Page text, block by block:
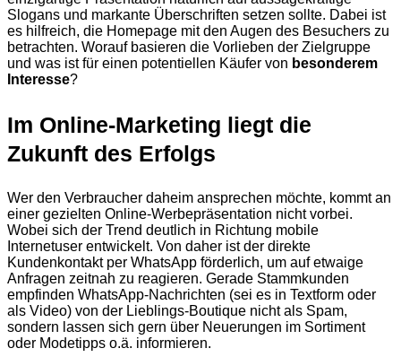
Slogans und markante Überschriften setzen sollte. Dabei ist
es hilfreich, die Homepage mit den Augen des Besuchers zu
betrachten. Worauf basieren die Vorlieben der Zielgruppe
und was ist für einen potentiellen Käufer von besonderem
Interesse?
Im Online-Marketing liegt die
Zukunft des Erfolgs
Wer den Verbraucher daheim ansprechen möchte, kommt an
einer gezielten Online-Werbepräsentation nicht vorbei.
Wobei sich der Trend deutlich in Richtung mobile
Internetuser entwickelt. Von daher ist der direkte
Kundenkontakt per WhatsApp förderlich, um auf etwaige
Anfragen zeitnah zu reagieren. Gerade Stammkunden
empfinden WhatsApp-Nachrichten (sei es in Textform oder
als Video) von der Lieblings-Boutique nicht als Spam,
sondern lassen sich gern über Neuerungen im Sortiment
oder Modetipps o.ä. informieren.